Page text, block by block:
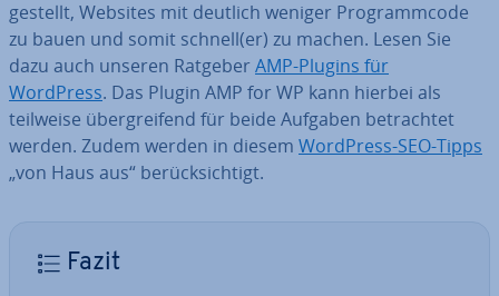
gestellt, Websites mit deutlich weniger Pro­gramm­code
zu bauen und somit schnell(er) zu machen. Lesen Sie
dazu auch unseren Ratgeber AMP-Plugins für
WordPress. Das Plugin AMP for WP kann hierbei als
teilweise über­grei­fend für beide Aufgaben be­trach­tet
werden. Zudem werden in diesem WordPress-SEO-Tipps
„von Haus aus“ be­rück­sich­tigt.
Fazit